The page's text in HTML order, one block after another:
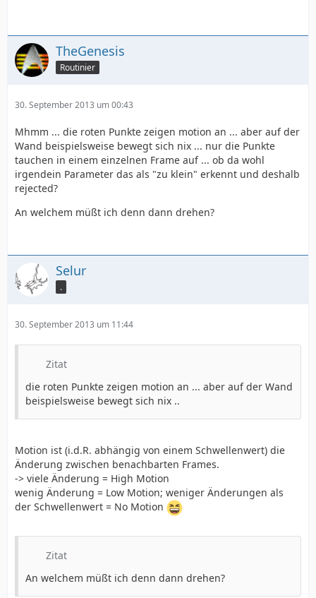
#Return(StackVertical(i, last))
TheGenesis
Routinier
30. September 2013 um 00:43
Mhmm ... die roten Punkte zeigen motion an ... aber auf der
Wand beispielsweise bewegt sich nix ... nur die Punkte
tauchen in einem einzelnen Frame auf ... ob da wohl
irgendein Parameter das als "zu klein" erkennt und deshalb
rejected?
An welchem müßt ich denn dann drehen?
Selur
.
30. September 2013 um 11:44
Zitat
die roten Punkte zeigen motion an ... aber auf der Wand
beispielsweise bewegt sich nix ..
Motion ist (i.d.R. abhängig von einem Schwellenwert) die
Änderung zwischen benachbarten Frames.
-> viele Änderung = High Motion
wenig Änderung = Low Motion; weniger Änderungen als
der Schwellenwert = No Motion
Zitat
An welchem müßt ich denn dann drehen?